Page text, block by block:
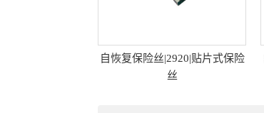
自恢复保险丝|2920|贴片式保险
丝